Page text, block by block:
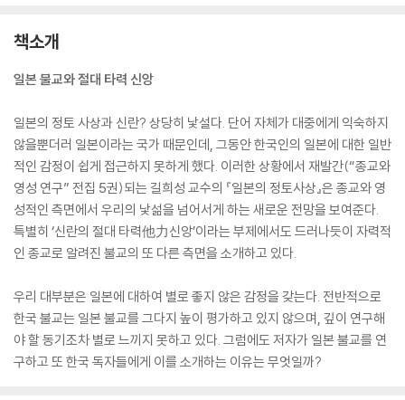
책소개
일본 불교와 절대 타력 신앙
일본의 정토 사상과 신란? 상당히 낯설다. 단어 자체가 대중에게 익숙하지
않을뿐더러 일본이라는 국가 때문인데, 그동안 한국인의 일본에 대한 일반
적인 감정이 쉽게 접근하지 못하게 했다. 이러한 상황에서 재발간(“종교와
영성 연구” 전집 5권)되는 길희성 교수의 『일본의 정토사상』은 종교와 영
성적인 측면에서 우리의 낯섦을 넘어서게 하는 새로운 전망을 보여준다.
특별히 ‘신란의 절대 타력他力신앙’이라는 부제에서도 드러나듯이 자력적
인 종교로 알려진 불교의 또 다른 측면을 소개하고 있다.
우리 대부분은 일본에 대하여 별로 좋지 않은 감정을 갖는다. 전반적으로
한국 불교는 일본 불교를 그다지 높이 평가하고 있지 않으며, 깊이 연구해
야 할 동기조차 별로 느끼지 못하고 있다. 그럼에도 저자가 일본 불교를 연
구하고 또 한국 독자들에게 이를 소개하는 이유는 무엇일까?